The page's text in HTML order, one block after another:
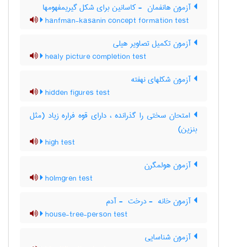
آزمون هانفمان ‎ - کاسانین برای شکل گیریمفهومها
hanfman-kasanin concept formation test
آزمون تکمیل تصاویر هیلی
healy picture completion test
آزمون شکلهای نهفته
hidden figures test
امتحان سختی را گذرانده ، دارای قوه فراره زیاد (مثل
بنزین)
high test
آزمون هولمگرن
holmgren test
آزمون خانه ‎ - درخت ‎ - آدم
house-tree-person test
آزمون شناسایی